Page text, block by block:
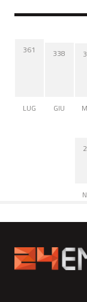
361
LUG
338
GIU